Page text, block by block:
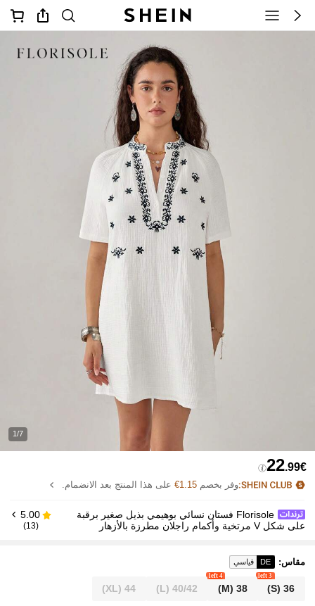
1/7
22.99€
وفر بخصم1.15€ على هذا المنتج بعد الانضمام.
Florisole فستان نسائي بوهيمي بذيل صغير برقبة
على شكل V مرتخية وأكمام راجلان مطرزة بالأزهار
5.00
(13)
مقاس:
DE قياسي
36
(S)
3 left
38
(M)
4 left
40/42
(L)
44
(XL)